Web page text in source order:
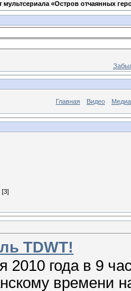
«Остров отчаянных
Главная Видео Медиа
[3]
TDWT!
2010 года в 9
времени